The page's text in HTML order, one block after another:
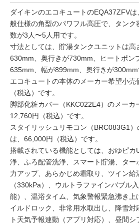
ダイキンのエコキュートのEQA37ZFV
般仕様の角型のパワフル高圧で、タンク
数が3人〜5人用です。
寸法としては、貯湯タンクユニットは
630mm、奥行きが730mm、ヒートポン
635mm、幅が899mm、奥行きが300mm
エコキュートの本体のメーカー希望小
（税込）です。
脚部化粧カバー（KKC022E4）のメーカ
12,760円（税込）です。
スタイリッシュリモコン（BRC083G1
は、66,000円（税込）です。
搭載されている機能としては、おゆピカ
浄、ふろ配管洗浄、スマート貯湯、タ
力アップ、あらかじめ霜取り、ツイン
（330kPa）、ウルトラファインバブル
能）、温浴タイム、気象警報緊急沸き上
イルドロック、非常用水取出し、降雪対
ト天気予報連動（アプリ対応）、昼間